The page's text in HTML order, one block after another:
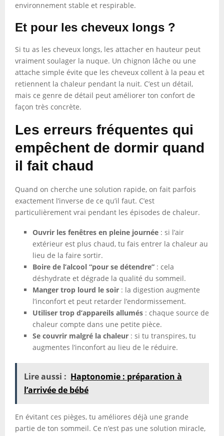
environnement stable et respirable.
Et pour les cheveux longs ?
Si tu as les cheveux longs, les attacher en hauteur peut
vraiment soulager la nuque. Un chignon lâche ou une
attache simple évite que les cheveux collent à la peau et
retiennent la chaleur pendant la nuit. C’est un détail,
mais ce genre de détail peut améliorer ton confort de
façon très concrète.
Les erreurs fréquentes qui
empêchent de dormir quand
il fait chaud
Quand on cherche une solution rapide, on fait parfois
exactement l’inverse de ce qu’il faut. C’est
particulièrement vrai pendant les épisodes de chaleur.
Ouvrir les fenêtres en pleine journée : si l’air
extérieur est plus chaud, tu fais entrer la chaleur au
lieu de la faire sortir.
Boire de l’alcool “pour se détendre” : cela
déshydrate et dégrade la qualité du sommeil.
Manger trop lourd le soir : la digestion augmente
l’inconfort et peut retarder l’endormissement.
Utiliser trop d’appareils allumés : chaque source de
chaleur compte dans une petite pièce.
Se couvrir malgré la chaleur : si tu transpires, tu
augmentes l’inconfort au lieu de le réduire.
Lire aussi : Haptonomie : préparation à
l’arrivée de bébé
En évitant ces pièges, tu améliores déjà une grande
partie de ton sommeil. Ce n’est pas une solution miracle,